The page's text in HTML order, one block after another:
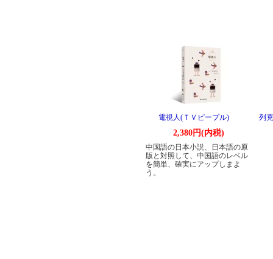
電視人(ＴＶピープル)
2,380円(内税)
中国語の日本小説、日本語の原
版と対照して、中国語のレベル
を簡単、確実にアップしまよ
う。
列